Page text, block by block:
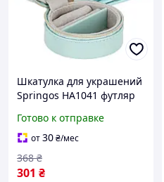
Шкатулка для украшений
Springos HA1041 футляр
Готово к отправке
от30₴/мес
301 ₴
368 ₴